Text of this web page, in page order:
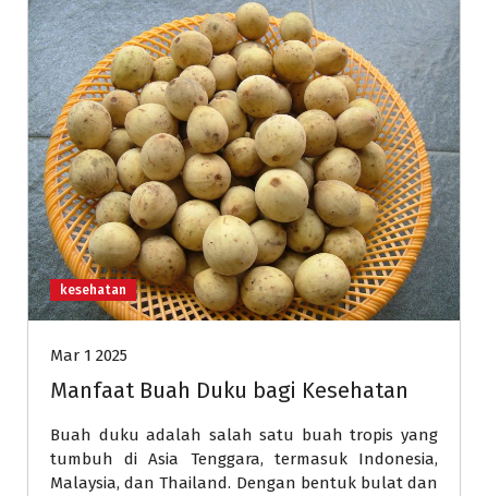
kesehatan
Mar 1 2025
Manfaat Buah Duku bagi Kesehatan
Buah duku adalah salah satu buah tropis yang
tumbuh di Asia Tenggara, termasuk Indonesia,
Malaysia, dan Thailand. Dengan bentuk bulat dan